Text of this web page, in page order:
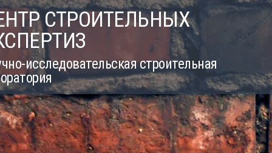
СТРОИТЕЛЬНЫХ
исследовательская строительная